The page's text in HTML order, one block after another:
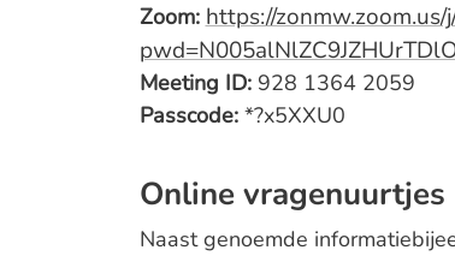
Zoom: https://
Meeting ID:928 1364 2059
Passcode:*?x5XXU0
Online vragenuurtjes
Naast genoemde